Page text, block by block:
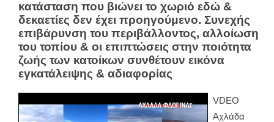
κατάσταση που βιώνει το χωριό εδώ &
δεκαετίες δεν έχει προηγούμενο. Συνεχής
επιβάρυνση του περιβάλλοντος, αλλοίωση
του τοπίου & οι επιπτώσεις στην ποιότητα
ζωής των κατοίκων συνθέτουν εικόνα
εγκατάλειψης & αδιαφορίας
VDEO
Αχλάδα